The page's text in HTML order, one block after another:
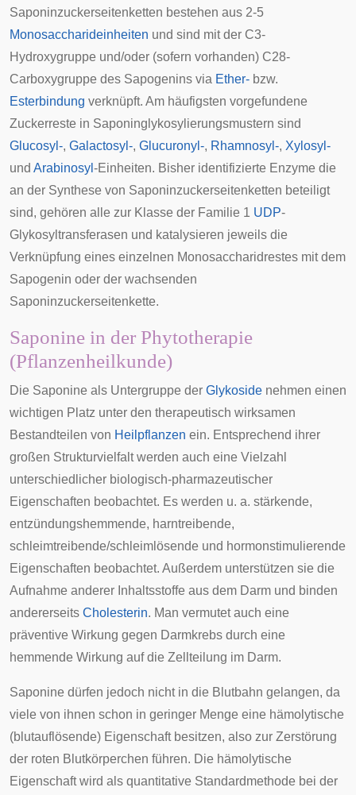
Saponinzuckerseitenketten bestehen aus 2-5
Monosaccharideinheiten und sind mit der C3-
Hydroxygruppe und/oder (sofern vorhanden) C28-
Carboxygruppe des Sapogenins via Ether- bzw.
Esterbindung verknüpft. Am häufigsten vorgefundene
Zuckerreste in Saponinglykosylierungsmustern sind
Glucosyl-, Galactosyl-, Glucuronyl-, Rhamnosyl-, Xylosyl-
und Arabinosyl -Einheiten. Bisher identifizierte Enzyme die
an der Synthese von Saponinzuckerseitenketten beteiligt
sind, gehören alle zur Klasse der Familie 1 UDP-
Glykosyltransferasen und katalysieren jeweils die
Verknüpfung eines einzelnen Monosaccharidrestes mit dem
Sapogenin oder der wachsenden
Saponinzuckerseitenkette.
Saponine in der Phytotherapie
(Pflanzenheilkunde)
Die Saponine als Untergruppe der Glykoside nehmen einen
wichtigen Platz unter den therapeutisch wirksamen
Bestandteilen von Heilpflanzen ein. Entsprechend ihrer
großen Strukturvielfalt werden auch eine Vielzahl
unterschiedlicher biologisch-pharmazeutischer
Eigenschaften beobachtet. Es werden u. a. stärkende,
entzündungshemmende, harntreibende,
schleimtreibende/schleimlösende und hormonstimulierende
Eigenschaften beobachtet. Außerdem unterstützen sie die
Aufnahme anderer Inhaltsstoffe aus dem Darm und binden
andererseits Cholesterin. Man vermutet auch eine
präventive Wirkung gegen Darmkrebs durch eine
hemmende Wirkung auf die Zellteilung im Darm.
Saponine dürfen jedoch nicht in die Blutbahn gelangen, da
viele von ihnen schon in geringer Menge eine hämolytische
(blutauflösende) Eigenschaft besitzen, also zur Zerstörung
der roten Blutkörperchen führen. Die hämolytische
Eigenschaft wird als quantitative Standardmethode bei der